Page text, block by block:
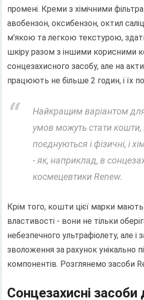
промені. Креми з хімічними
авобензон, оксибензон, октил
м'якою та легкою текстурою,
шкіру разом з іншими корисними
сонцезахисного засобу, але на
працюють не більше 2 годин, і їх
Найкращим варіантом
умов можуть стати кошти,
поєднуються і фізичні, і
- як, наприклад, в
космецевтики Renew.
Крім того, кошти цієї марки мають
властивості - вони не тільки
небезпечного ультрафіолету, але і
зволоження за рахунок унікально
компонентів. Розглянемо засоби
Сонцезахисні засоби